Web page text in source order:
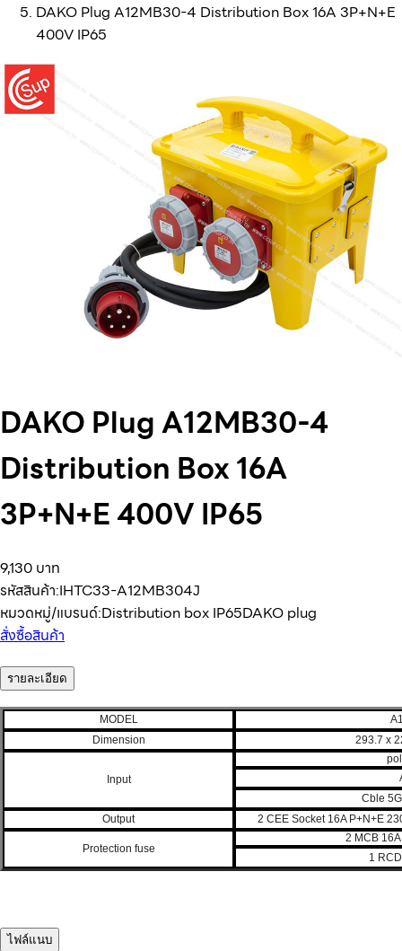
DAKO Plug A12MB30-4 Distribution Box 16A 3P+N+E
400V IP65
DAKO Plug A12MB30-4
Distribution Box 16A
3P+N+E 400V IP65
9,130 บาท
รหัสสินค้า:IHTC33-A12MB304J
หมวดหมู่/แบรนด์:Distribution box IP65DAKO plug
สั่งซื้อสินค้า
รายละเอียด
MODEL
Dimension
293.7 x
Input
Cble
Output
2 CEE Socket 16A P+N+E
Protection fuse
2 MCB
1
ไฟล์แนบ